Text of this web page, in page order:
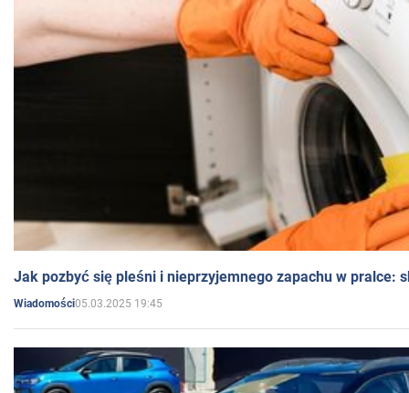
Jak pozbyć się pleśni i nieprzyjemnego zapachu w pralce:
Wiadomości05.03.2025 19:45